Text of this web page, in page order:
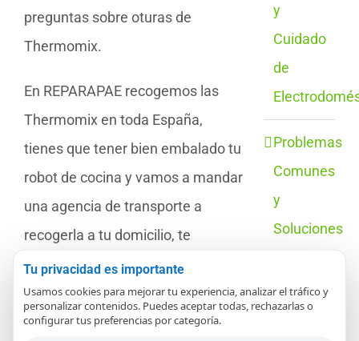
preguntas sobre oturas de
Thermomix.
En REPARAPAE recogemos las
Thermomix en toda España,
tienes que tener bien embalado tu
robot de cocina y vamos a mandar
una agencia de transporte a
recogerla a tu domicilio, te
daremos un presupuesto, y en
escaso tiempo la vas a tener de
vuelta y reparada, con tu factura y
y
Cuidado
de
Problemas
Comunes
y
Soluciones
o
Tu privacidad es importante
Usamos cookies para mejorar tu experiencia, analizar el tráfico y
personalizar contenidos. Puedes aceptar todas, rechazarlas o
configurar tus preferencias por categoría.